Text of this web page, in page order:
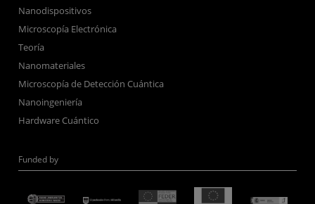
Nanodispositivos
Microscopía Electrónica
Teoría
Nanomateriales
Microscopía de Detección Cuántica
Nanoingeniería
Hardware Cuántico
Funded by